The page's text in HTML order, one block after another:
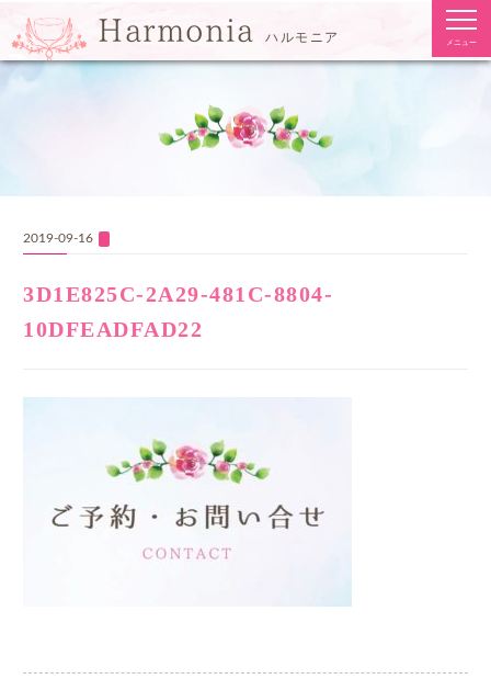
Harmonia ハルモニア メニュー
2019-09-16
3D1E825C-2A29-481C-8804-
10DFEADFAD22